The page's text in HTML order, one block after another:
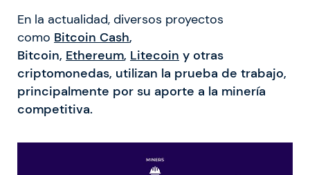
En la actualidad, diversos proyectos
como Bitcoin Cash,
Bitcoin, Ethereum, Litecoin y otras
criptomonedas, utilizan la prueba de trabajo,
principalmente por su aporte a la minería
competitiva.